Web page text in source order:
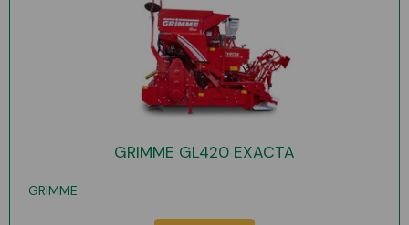
GRIMME GL420 EXACTA
GRIMME